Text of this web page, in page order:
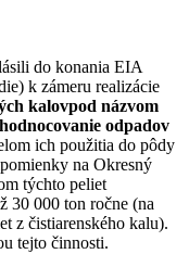
do konania EIA
k zámeru realizácie
kalovpod názvom
odpadov
ich použitia do pôdy
na Okresný
týchto peliet
30 000 ton ročne (na
z čistiarenského kalu).
tejto činnosti.